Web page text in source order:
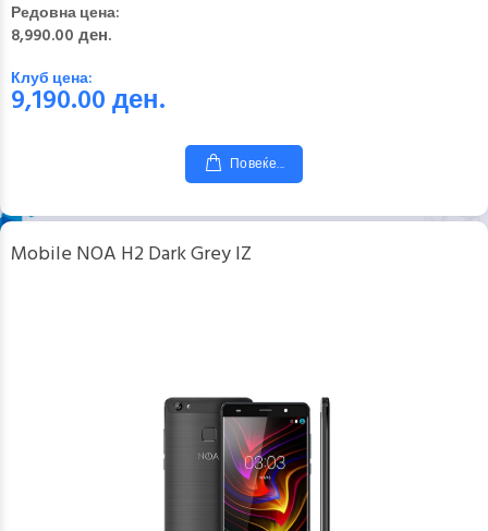
Редовна цена:
8,990.00 ден.
Клуб цена:
9,190.00ден.
Повеќе...
Mobile NOA H2 Dark Grey IZ